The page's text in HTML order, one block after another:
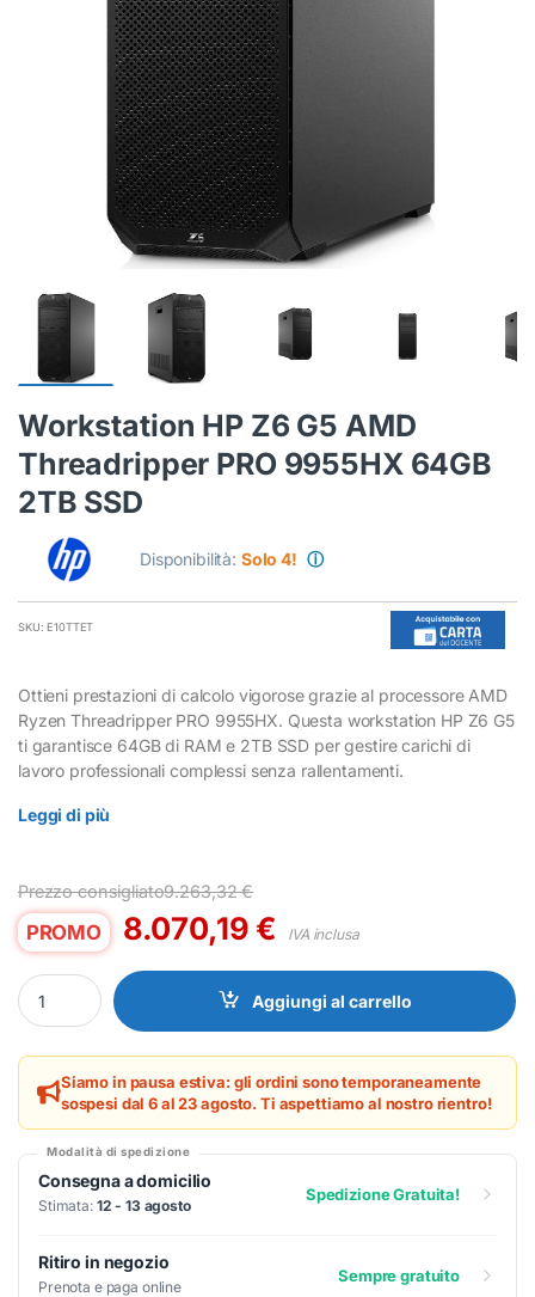
Workstation HP Z6 G5 AMD
Threadripper PRO 9955HX 64GB
2TB SSD
Disponibilità: Solo 4! ⓘ
SKU: E10TTET
Ottieni prestazioni di calcolo vigorose grazie al processore AMD
Ryzen Threadripper PRO 9955HX. Questa workstation HP Z6 G5
ti garantisce 64GB di RAM e 2TB SSD per gestire carichi di
lavoro professionali complessi senza rallentamenti.
Leggi di più
Prezzo consigliato9.263,32€
PROMO 8.070,19€ IVA inclusa
Workstation HP Z6 G5 AMD Threadripper PRO 9955HX 64GB
Aggiungi al carrello
Siamo in pausa estiva: gli ordini sono temporaneamente
sospesi dal 6 al 23 agosto. Ti aspettiamo al nostro rientro!
Modalità di spedizione
Consegna a domicilio
Stimata: 12 - 13 agosto
Spedizione Gratuita!
Ritiro in negozio
Prenota e paga online
Sempre gratuito